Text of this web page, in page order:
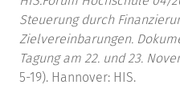
Steuerung durch
Zielvereinbarungen.
Tagung am 22. und 23.
5-19). Hannover: HIS.